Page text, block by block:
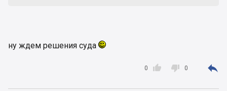
ну ждем решения суда

0  0 